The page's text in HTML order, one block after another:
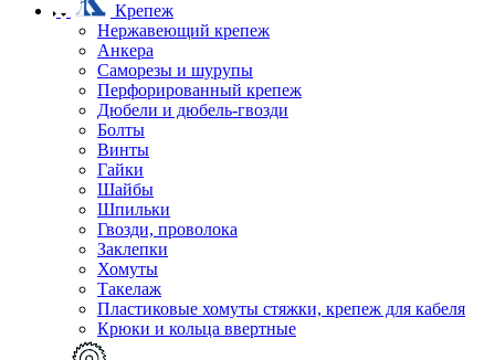
Крепеж
Нержавеющий крепеж
Анкера
Саморезы и шурупы
Перфорированный крепеж
Дюбели и дюбель-гвозди
Болты
Винты
Гайки
Шайбы
Шпильки
Гвозди, проволока
Заклепки
Хомуты
Такелаж
Пластиковые хомуты стяжки, крепеж для кабеля
Крюки и кольца ввертные